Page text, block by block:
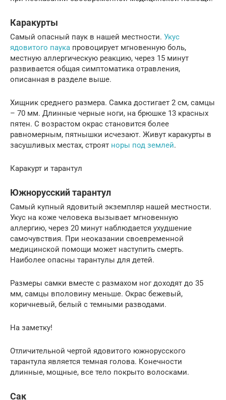
Каракурты
Самый опасный паук в нашей местности. Укус
ядовитого паука провоцирует мгновенную боль,
местную аллергическую реакцию, через 15 минут
развивается общая симптоматика отравления,
описанная в разделе выше.
Хищник среднего размера. Самка достигает 2 см, самцы
– 70 мм. Длинные черные ноги, на брюшке 13 красных
пятен. С возрастом окрас становится более
равномерным, пятнышки исчезают. Живут каракурты в
засушливых местах, строят норы под землей.
Каракурт и тарантул
Южнорусский тарантул
Самый купный ядовитый экземпляр нашей местности.
Укус на коже человека вызывает мгновенную
аллергию, через 20 минут наблюдается ухудшение
самочувствия. При неоказании своевременной
медицинской помощи может наступить смерть.
Наиболее опасны тарантулы для детей.
Размеры самки вместе с размахом ног доходят до 35
мм, самцы вполовину меньше. Окрас бежевый,
коричневый, белый с темными разводами.
На заметку!
Отличительной чертой ядовитого южнорусского
тарантула является темная голова. Конечности
длинные, мощные, все тело покрыто волосками.
Сак